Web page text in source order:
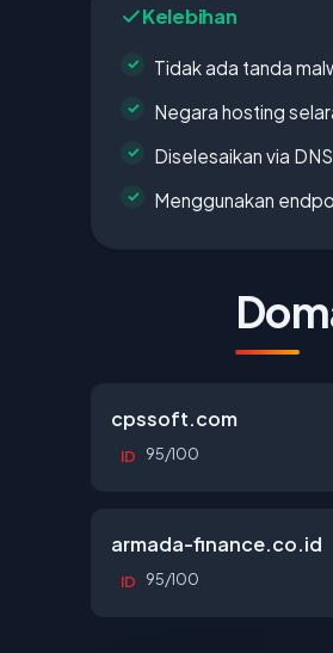
Kelebihan
Tidak ada tanda
Negara hosting
Diselesaikan via
Menggunakan
cpssoft.com
ID 95/100
armada-finance.co.id
ID 95/100